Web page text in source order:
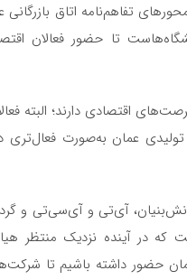
تفاهم‌نامه اتاق بازرگانی
تا حضور فعالان
اقتصادی دارند؛ البته
عمان به‌صورت فعال‌تری
آی‌تی و آی‌سی‌تی و
که در آینده نزدیک منتظر
حضور داشته باشیم تا